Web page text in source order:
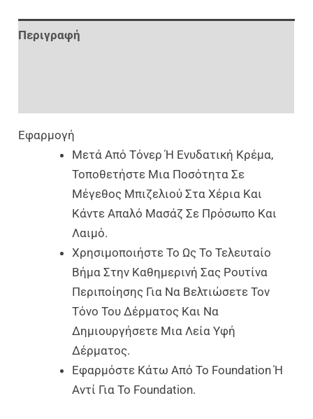
Περιγραφή
Εφαρμογή
Μετά Από Τόνερ Ή Ενυδατική Κρέμα,
Τοποθετήστε Μια Ποσότητα Σε
Μέγεθος Μπιζελιού Στα Χέρια Και
Κάντε Απαλό Μασάζ Σε Πρόσωπο Και
Λαιμό.
Χρησιμοποιήστε Το Ως Το Τελευταίο
Βήμα Στην Καθημερινή Σας Ρουτίνα
Περιποίησης Για Να Βελτιώσετε Τον
Τόνο Του Δέρματος Και Να
Δημιουργήσετε Μια Λεία Υφή
Δέρματος.
Εφαρμόστε Κάτω Από Το Foundation Ή
Αντί Για Το Foundation.